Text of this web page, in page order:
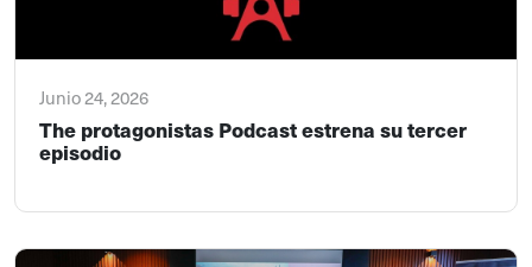
Junio 24, 2026
The protagonistas Podcast estrena su tercer
episodio